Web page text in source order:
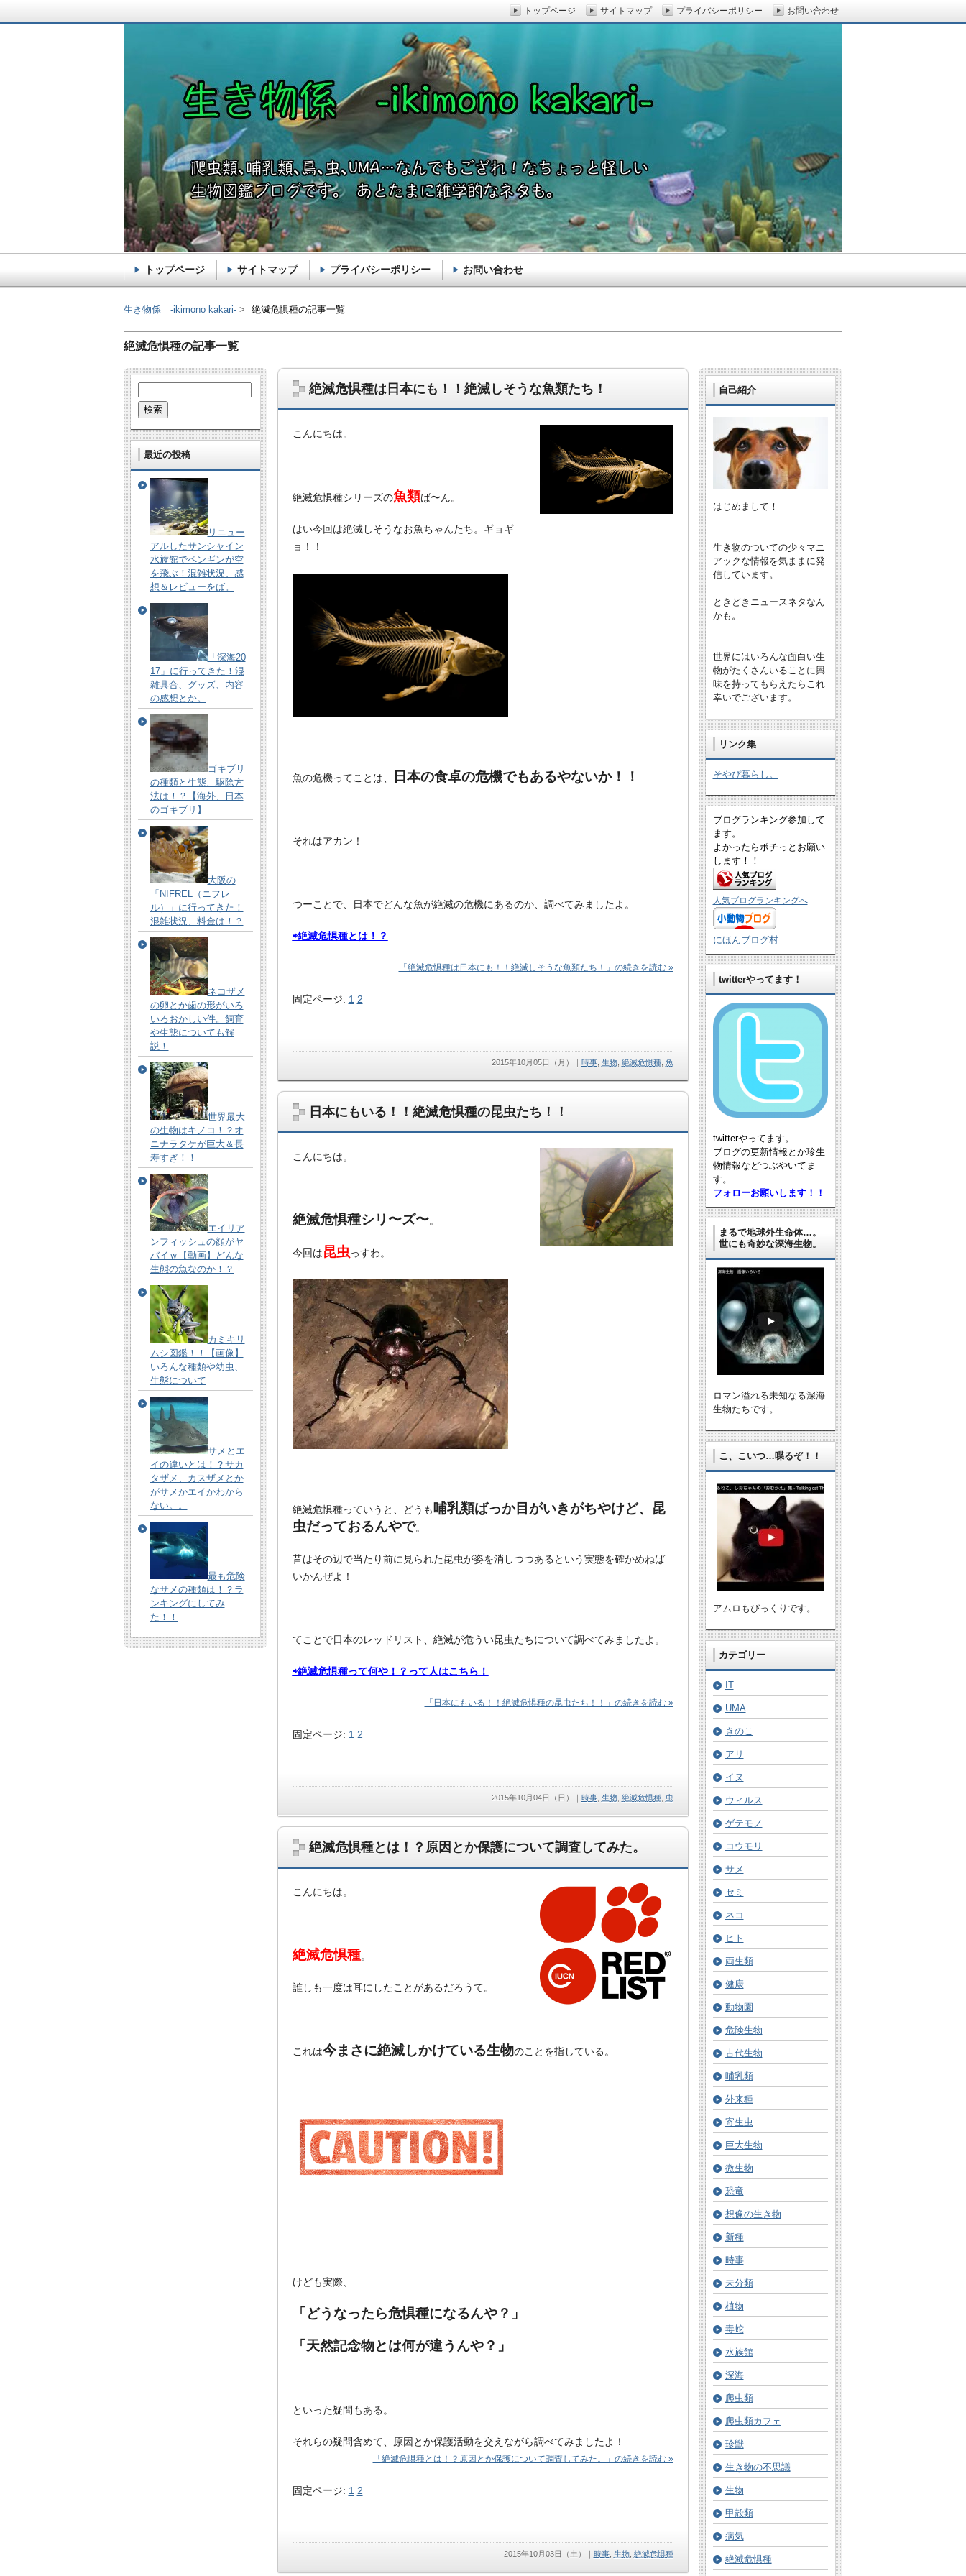
絶滅危惧種の記事一覧
絶滅危惧種は日本にも！！絶滅しそうな魚類たち！
こんにちは。
絶滅危惧種シリーズの魚類ば〜ん。
はい今回は絶滅しそうなお魚ちゃんたち。ギョギ
ョ！！
魚の危機ってことは、 日本の食卓の危機でもあるやないか！！
それはアカン！
つーことで、日本でどんな魚が絶滅の危機にあるのか、調べてみましたよ。
⇨絶滅危惧種とは！？
「絶滅危惧種は日本にも！！絶滅しそうな魚類たち！」の続きを読む »
固定ページ: 1 2
2015年10月05日（月） ｜ 時事, 生物, 絶滅危惧種, 魚
日本にもいる！！絶滅危惧種の昆虫たち！！
こんにちは。
絶滅危惧種シリ〜ズ〜。
今回は昆虫っすわ。
絶滅危惧種っていうと、どうも哺乳類ばっか目がいきがちやけど、昆
虫だっておるんやで。
昔はその辺で当たり前に見られた昆虫が姿を消しつつあるという実態を確かめねば
いかんぜよ！
てことで日本のレッドリスト、絶滅が危うい昆虫たちについて調べてみましたよ。
⇨絶滅危惧種って何や！？って人はこちら！
「日本にもいる！！絶滅危惧種の昆虫たち！！」の続きを読む »
固定ページ: 1 2
2015年10月04日（日） 時事, 生物, 絶滅危惧種, 虫
絶滅危惧種とは！？原因とか保護について調査してみた。
こんにちは。
絶滅危惧種。
誰しも一度は耳にしたことがあるだろうて。
これは今まさに絶滅しかけている生物のことを指している。
けども実際、
「どうなったら危惧種になるんや？」
「天然記念物とは何が違うんや？」
といった疑問もある。
それらの疑問含めて、原因とか保護活動を交えながら調べてみましたよ！
「絶滅危惧種とは！？原因とか保護について調査してみた。」の続きを読む »
固定ページ: 1 2
2015年10月03日（土） ｜ 時事, 生物, 絶滅危惧種
索:
最近の投稿
リニュー
アルしたサンシャイン
水族館でペンギンが空
を飛ぶ！混雑状況、感
想＆レビューをば。
「深海20
17」に行ってきた！混
雑具合、グッズ、内容
の感想とか。
ゴキブリ
の種類と生態、駆除方
法は！？【海外、日本
のゴキブリ】
大阪の
「NIFREL（ニフレ
ル）」に行ってきた！
混雑状況、料金は！？
ネコザメ
の卵とか歯の形がいろ
いろおかしい件。飼育
や生態についても解
説！
世界最大
の生物はキノコ！？オ
ニナラタケが巨大＆長
寿すぎ！！
エイリア
ンフィッシュの顔がヤ
バイｗ【動画】どんな
生態の魚なのか！？
カミキリ
ムシ図鑑！！【画像】
いろんな種類や幼虫、
生態について
サメとエ
イの違いとは！？サカ
タザメ、カスザメとか
がサメかエイかわから
ない。。
最も危険
なサメの種類は！？ラ
ンキングにしてみ
た！！
自己紹介
はじめまして！
生き物のついての少々マニ
アックな情報を気ままに発
信しています。
ときどきニュースネタなん
かも。
世界にはいろんな面白い生
物がたくさんいることに興
味を持ってもらえたらこれ
幸いでございます。
リンク集
そやぴ暮らし。
ブログランキング参加して
ます。
よかったらポチっとお願い
します！！
人気ブログランキングへ
にほんブログ村
twitterやってます！
twitterやってます。
ブログの更新情報とか珍生
物情報などつぶやいてま
す。
フォローお願いします！！
まるで地球外生命体…。
世にも奇妙な深海生物。
ロマン溢れる未知なる深海
生物たちです。
こ、こいつ…喋るぞ！！
アムロもびっくりです。
カテゴリー
IT
UMA
きのこ
アリ
イヌ
ウィルス
ゲテモノ
コウモリ
サメ
セミ
ネコ
ヒト
両生類
健康
動物園
危険生物
古代生物
哺乳類
外来種
寄生虫
巨大生物
微生物
恐竜
想像の生き物
新種
時事
未分類
植物
毒蛇
水族館
深海
爬虫類
爬虫類カフェ
珍獣
生き物の不思議
生物
甲殻類
病気
絶滅危惧種
生き物係 -ikimono kakari- 絶滅危惧種の記事一覧
生き物係 -ikimono kakari-
哺乳類、爬虫類、鳥、虫、UMA…。なんでもござれ！なちょっと怪しい生物図鑑ブログです。
あとたまに雑学的なネタも。
トップページ サイトマップ プライバシーポリシー お問い合わせ
トップページ サイトマップ プライバシーポリシー お問い合わせ